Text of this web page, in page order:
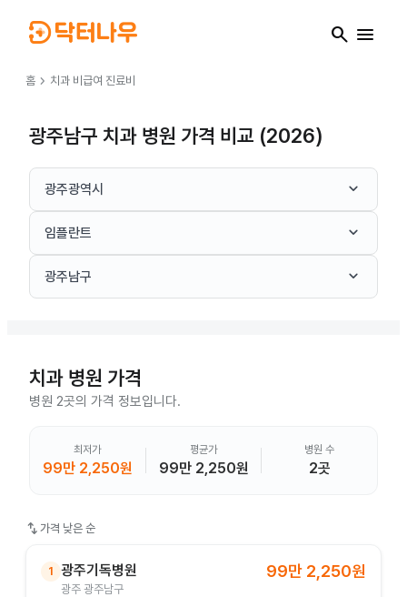
search menu
홈 chevron_right 치과 비급여 진료비
광주남구 치과 병원 가격 비교 (2026)
광주광역시 keyboard_arrow_down
임플란트 keyboard_arrow_down
광주남구 keyboard_arrow_down
치과 병원 가격
병원 2곳의 가격 정보입니다.
최저가
99만 2,250원
평균가
99만 2,250원
병원 수
2곳
swap_vert 가격 낮은 순
1 광주기독병원
광주 광주남구
99만 2,250원